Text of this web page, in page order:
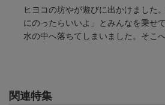
ヒヨコの坊やが遊びに出かけました
にのったらいいよ」とみんなを乗せ
水の中へ落ちてしまいました。そこ
関連特集